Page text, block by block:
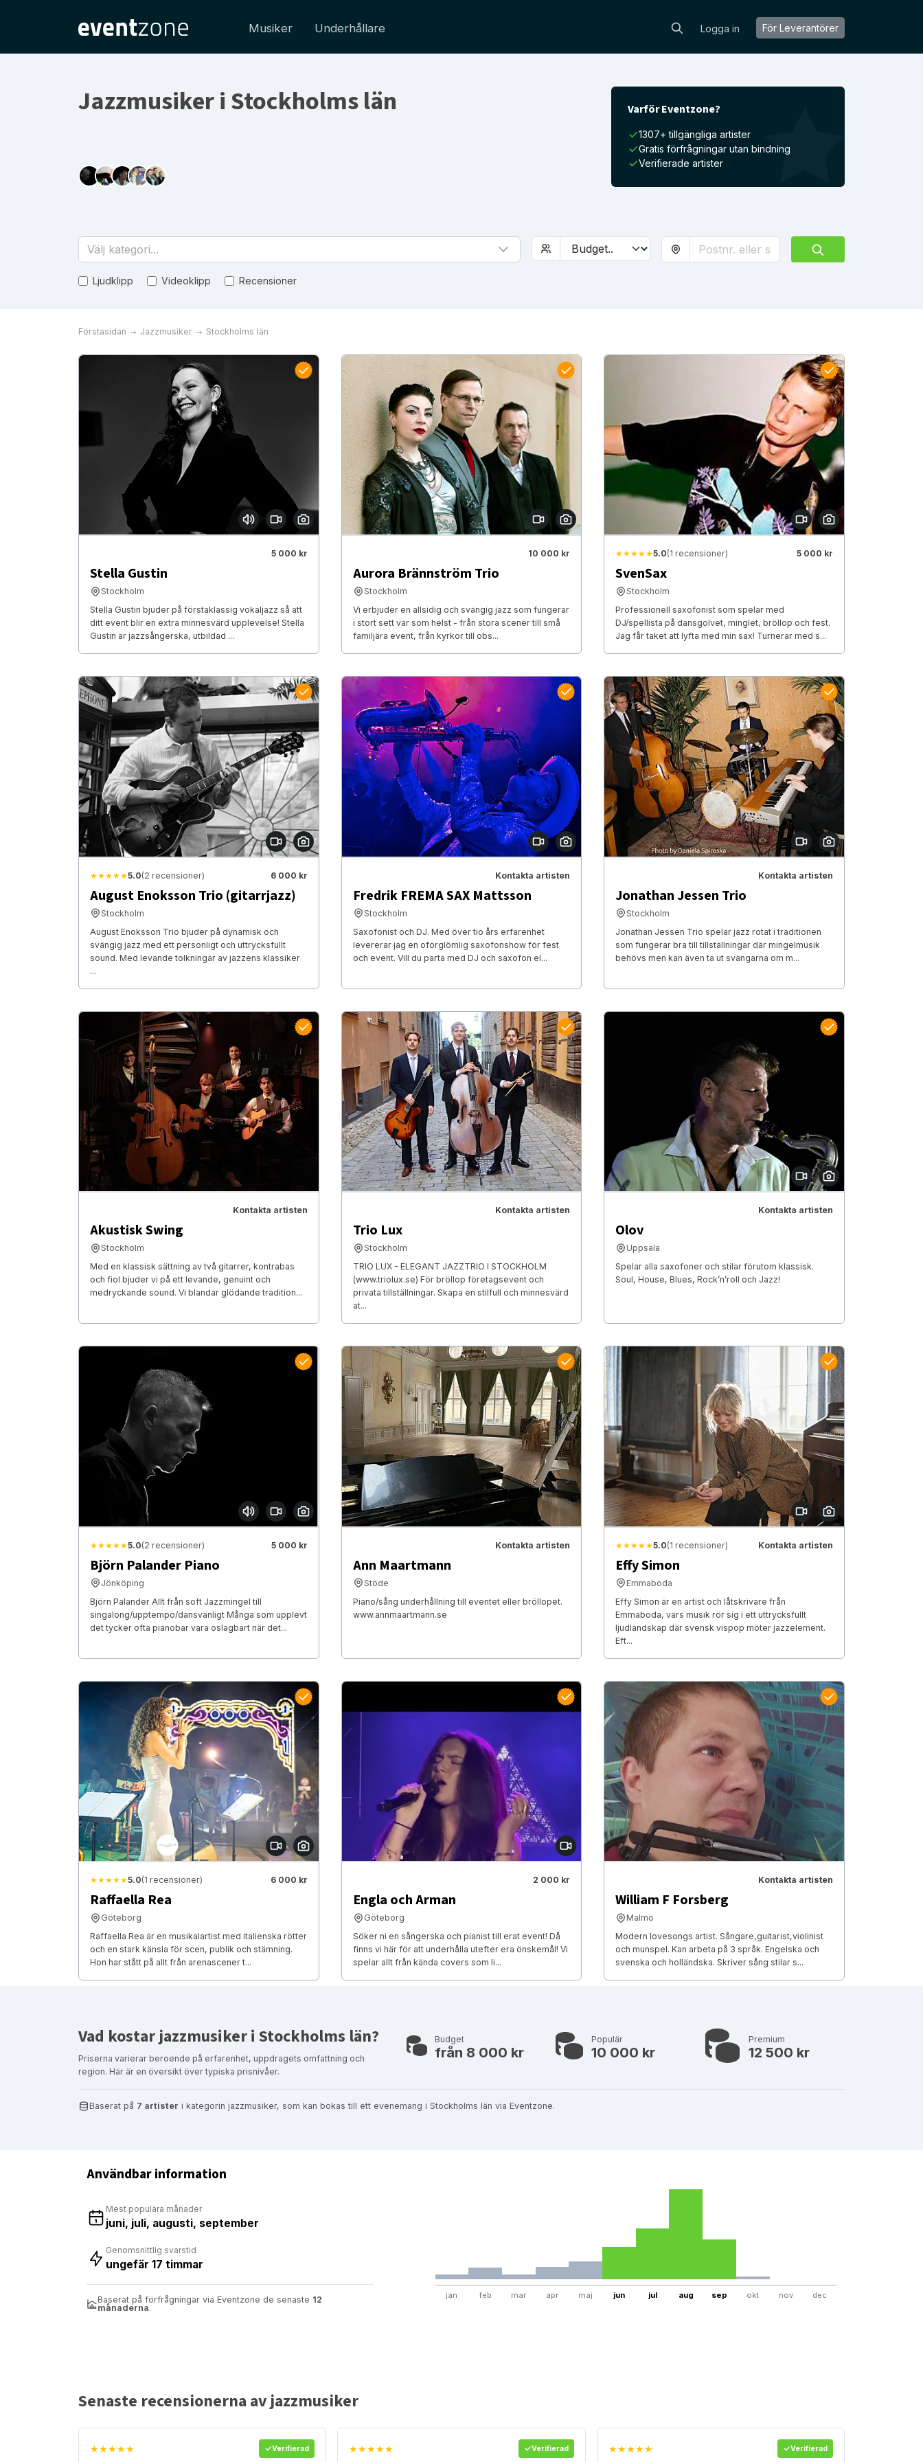
Musiker Underhållare Logga in För Leverantörer
Jazzmusiker i Stockholms län Varför Eventzone?
1307+ tillgängliga artister
Gratis förfrågningar utan bindning
Verifierade artister
Välj kategori...
Ljudklipp Videoklipp Recensioner
Förstasidan Jazzmusiker Stockholms län
5 000 kr
Stella Gustin
Stockholm
Stella Gustin bjuder på förstaklassig vokaljazz så att
ditt event blir en extra minnesvärd upplevelse! Stella
Gustin är jazzsångerska, utbildad ...
10 000 kr
Aurora Brännström Trio
Stockholm
Vi erbjuder en allsidig och svängig jazz som fungerar
i stort sett var som helst - från stora scener till små
familjära event, från kyrkor till obs...
★★★★★5.0(1 recensioner) 5 000 kr
SvenSax
Stockholm
Professionell saxofonist som spelar med
DJ/spellista på dansgolvet, minglet, bröllop och fest.
Jag får taket att lyfta med min sax! Turnerar med s...
★★★★★5.0(2 recensioner) 6 000 kr
August Enoksson Trio (gitarrjazz)
Stockholm
August Enoksson Trio bjuder på dynamisk och
svängig jazz med ett personligt och uttrycksfullt
sound. Med levande tolkningar av jazzens klassiker
...
Kontakta artisten
Fredrik FREMA SAX Mattsson
Stockholm
Saxofonist och DJ. Med över tio års erfarenhet
levererar jag en oförglömlig saxofonshow för fest
och event. Vill du parta med DJ och saxofon el...
Kontakta artisten
Jonathan Jessen Trio
Stockholm
Jonathan Jessen Trio spelar jazz rotat i traditionen
som fungerar bra till tillställningar där mingelmusik
behövs men kan även ta ut svängarna om m...
Kontakta artisten
Akustisk Swing
Stockholm
Med en klassisk sättning av två gitarrer, kontrabas
och fiol bjuder vi på ett levande, genuint och
medryckande sound. Vi blandar glödande tradition...
Kontakta artisten
Trio Lux
Stockholm
TRIO LUX - ELEGANT JAZZTRIO I STOCKHOLM
(www.triolux.se) För bröllop företagsevent och
privata tillställningar. Skapa en stilfull och minnesvärd
at...
Kontakta artisten
Olov
Uppsala
Spelar alla saxofoner och stilar förutom klassisk.
Soul, House, Blues, Rock’n’roll och Jazz!
★★★★★5.0(2 recensioner) 5 000 kr
Björn Palander Piano
Jönköping
Björn Palander Allt från soft Jazzmingel till
singalong/upptempo/dansvänligt Många som upplevt
det tycker ofta pianobar vara oslagbart när det...
Kontakta artisten
Ann Maartmann
Stöde
Piano/sång underhållning till eventet eller bröllopet.
www.annmaartmann.se
★★★★★5.0(1 recensioner) Kontakta artisten
Effy Simon
Emmaboda
Effy Simon är en artist och låtskrivare från
Emmaboda, vars musik rör sig i ett uttrycksfullt
ljudlandskap där svensk vispop möter jazzelement.
Eft...
★★★★★5.0(1 recensioner) 6 000 kr
Raffaella Rea
Göteborg
Raffaella Rea är en musikalartist med italienska rötter
och en stark känsla för scen, publik och stämning.
Hon har stått på allt från arenascener t...
2 000 kr
Engla och Arman
Göteborg
Söker ni en sångerska och pianist till erat event! Då
finns vi här för att underhålla utefter era önskemål! Vi
spelar allt från kända covers som li...
Kontakta artisten
William F Forsberg
Malmö
Modern lovesongs artist. Sångare,guitarist,violinist
och munspel. Kan arbeta på 3 språk. Engelska och
svenska och holländska. Skriver sång stilar s...
Vad kostar jazzmusiker i Stockholms län?
Priserna varierar beroende på erfarenhet, uppdragets omfattning och
region. Här är en översikt över typiska prisnivåer.
Budget
från 8 000 kr
Populär
10 000 kr
Premium
12 500 kr
Baserat på 7 artister i kategorin jazzmusiker, som kan bokas till ett evenemang i Stockholms län via Eventzone.
Användbar information
Mest populära månader
juni, juli, augusti, september
Genomsnittlig svarstid
ungefär 17 timmar
Baserat på förfrågningar via Eventzone de senaste 12
månaderna.
jan feb mar apr maj jun jul aug sep okt nov dec
Senaste recensionerna av jazzmusiker
★★★★★ Verifierad ★★★★★ Verifierad ★★★★★ Verifierad